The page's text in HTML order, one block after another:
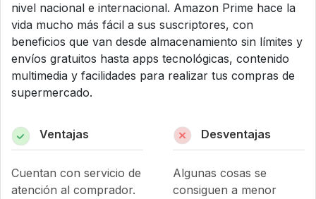
nivel nacional e internacional. Amazon Prime hace la
vida mucho más fácil a sus suscriptores, con
beneficios que van desde almacenamiento sin límites y
envíos gratuitos hasta apps tecnológicas, contenido
multimedia y facilidades para realizar tus compras de
supermercado.
Ventajas
Cuentan con servicio de
atención al comprador.
Desventajas
Algunas cosas se
consiguen a menor